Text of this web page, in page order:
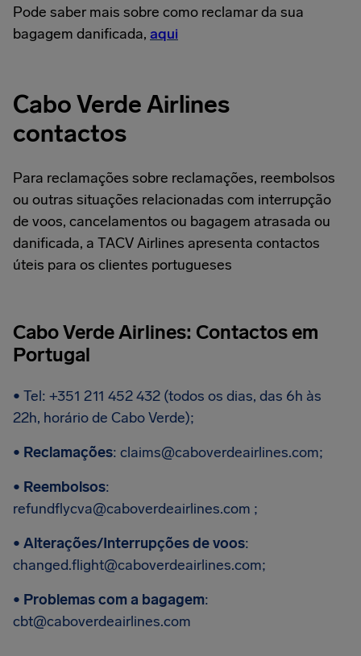
Pode saber mais sobre como reclamar da sua
bagagem danificada, aqui
Cabo Verde Airlines
contactos
Para reclamações sobre reclamações, reembolsos
ou outras situações relacionadas com interrupção
de voos, cancelamentos ou bagagem atrasada ou
danificada, a TACV Airlines apresenta contactos
úteis para os clientes portugueses
Cabo Verde Airlines: Contactos em
Portugal
• Tel: +351 211 452 432 (todos os dias, das 6h às
22h, horário de Cabo Verde);
• Reclamações: claims@caboverdeairlines.com;
• Reembolsos:
refundflycva@caboverdeairlines.com ;
• Alterações/Interrupções de voos:
changed.flight@caboverdeairlines.com;
• Problemas com a bagagem:
cbt@caboverdeairlines.com